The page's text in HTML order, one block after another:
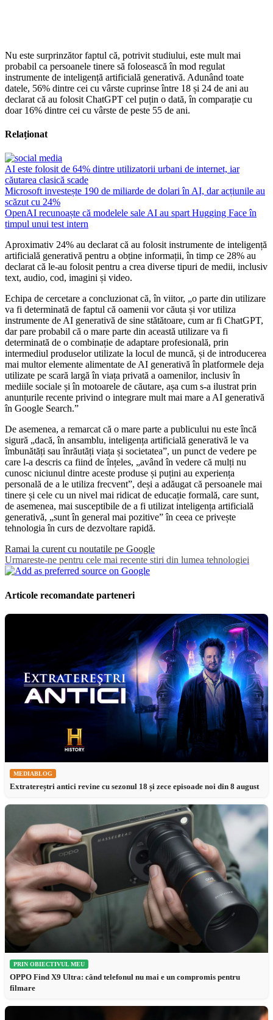
Nu este surprinzător faptul că, potrivit studiului, este mult mai
probabil ca persoanele tinere să folosească în mod regulat
instrumente de inteligență artificială generativă. Adunând toate
datele, 56% dintre cei cu vârste cuprinse între 18 și 24 de ani au
declarat că au folosit ChatGPT cel puțin o dată, în comparație cu
doar 16% dintre cei cu vârste de peste 55 de ani.
Relaționat
AI este folosit de 64% dintre utilizatorii urbani de internet, iar
căutarea clasică scade
Microsoft investește 190 de miliarde de dolari în AI, dar acțiunile au
scăzut cu 24%
OpenAI recunoaște că modelele sale AI au spart Hugging Face în
timpul unui test intern
Aproximativ 24% au declarat că au folosit instrumente de inteligență
artificială generativă pentru a obține informații, în timp ce 28% au
declarat că le-au folosit pentru a crea diverse tipuri de medii, inclusiv
text, audio, cod, imagini și video.
Echipa de cercetare a concluzionat că, în viitor, „o parte din utilizare
va fi determinată de faptul că oamenii vor căuta și vor utiliza
instrumente de AI generativă de sine stătătoare, cum ar fi ChatGPT,
dar pare probabil că o mare parte din această utilizare va fi
determinată de o combinație de adaptare profesională, prin
intermediul produselor utilizate la locul de muncă, și de introducerea
mai multor elemente alimentate de AI generativă în platformele deja
utilizate pe scară largă în viața privată a oamenilor, inclusiv în
mediile sociale și în motoarele de căutare, așa cum s-a ilustrat prin
anunțurile recente privind o integrare mult mai mare a AI generativă
în Google Search.”
De asemenea, a remarcat că o mare parte a publicului nu este încă
sigură „dacă, în ansamblu, inteligența artificială generativă le va
îmbunătăți sau înrăutăți viața și societatea”, un punct de vedere pe
care l-a descris ca fiind de înțeles, „având în vedere că mulți nu
cunosc niciunul dintre aceste produse și puțini au experiența
personală de a le utiliza frecvent”, deși a adăugat că persoanele mai
tinere și cele cu un nivel mai ridicat de educație formală, care sunt,
de asemenea, mai susceptibile de a fi utilizat inteligența artificială
generativă, „sunt în general mai pozitive” în ceea ce privește
tehnologia în curs de dezvoltare rapidă.
Ramai la curent cu noutatile pe Google
Urmareste-ne pentru cele mai recente stiri din lumea tehnologiei
Articole recomandate parteneri
MEDIABLOG
Extratereștri antici revine cu sezonul 18 și zece episoade noi din 8 august
PRIN OBIECTIVUL MEU
OPPO Find X9 Ultra: când telefonul nu mai e un compromis pentru
filmare